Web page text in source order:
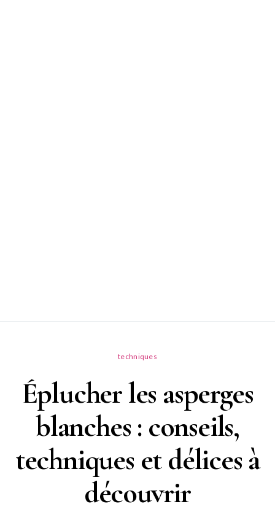
techniques
Éplucher les asperges
blanches : conseils,
techniques et délices à
découvrir